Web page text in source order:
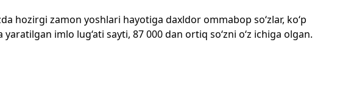
hozirgi zamon yoshlari hayotiga daxldor ommabop so‘zlar, ko‘p
imlo lug‘ati sayti, 87 000 dan ortiq so‘zni o‘z ichiga olgan.